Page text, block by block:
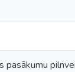
pasākumu